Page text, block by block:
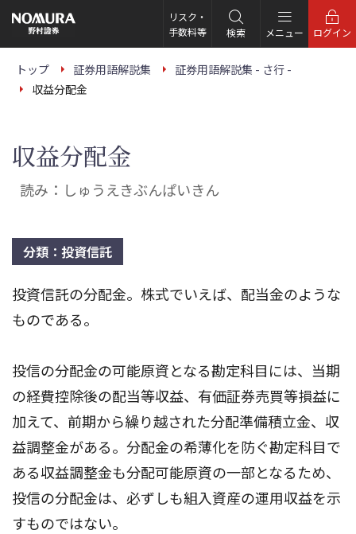
の
ー
リスク・
手数料等
検索 メニュー ログイン
トップ 証券用語解説集
証券用語解説集 - さ行 -
収益分配金
収益分配金
読み：しゅうえきぶんぱいきん
分類：投資信託
投資信託の分配金。株式でいえば、配当金のような
ものである。
投信の分配金の可能原資となる勘定科目には、当期
の経費控除後の配当等収益、有価証券売買等損益に
加えて、前期から繰り越された分配準備積立金、収
益調整金がある。分配金の希薄化を防ぐ勘定科目で
ある収益調整金も分配可能原資の一部となるため、
投信の分配金は、必ずしも組入資産の運用収益を示
すものではない。